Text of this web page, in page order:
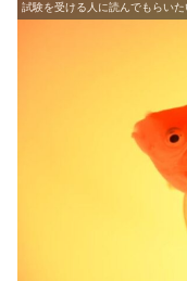
試験を受ける人に読んでもらいた